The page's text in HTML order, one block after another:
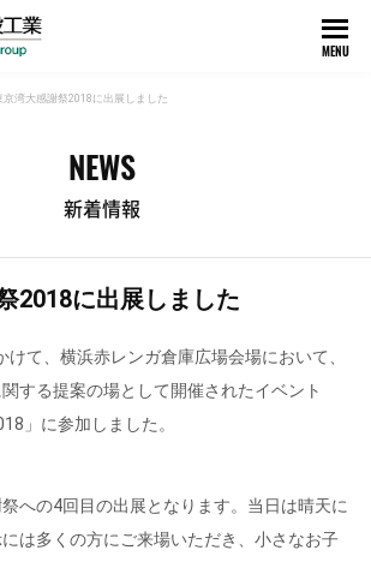
MENU
京湾大感謝祭2018に出展しました
NEWS
新着情報
2018に出展しました
て、横浜赤レンガ倉庫広場会場において、
する提案の場として開催されたイベント
」に参加しました。
への4回目の出展となります。当日は晴天に
は多くの方にご来場いただき、小さなお子